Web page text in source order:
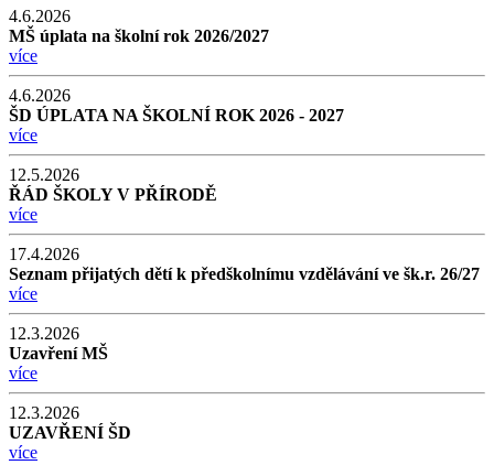
4.6.2026
MŠ úplata na školní rok 2026/2027
více
4.6.2026
ŠD ÚPLATA NA ŠKOLNÍ ROK 2026 - 2027
více
12.5.2026
ŘÁD ŠKOLY V PŘÍRODĚ
více
17.4.2026
Seznam přijatých dětí k předškolnímu vzdělávání ve šk.r. 26/27
více
12.3.2026
Uzavření MŠ
více
12.3.2026
UZAVŘENÍ ŠD
více